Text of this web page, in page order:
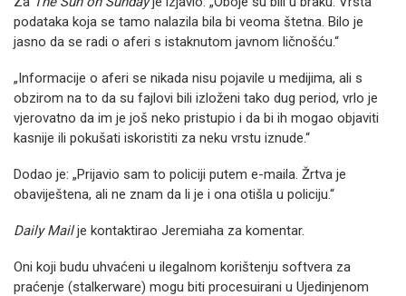
podataka koja se tamo nalazila bila bi veoma štetna. Bilo je
jasno da se radi o aferi s istaknutom javnom ličnošću.“
„Informacije o aferi se nikada nisu pojavile u medijima, ali s
obzirom na to da su fajlovi bili izloženi tako dug period, vrlo je
vjerovatno da im je još neko pristupio i da bi ih mogao objaviti
kasnije ili pokušati iskoristiti za neku vrstu iznude.“
Dodao je: „Prijavio sam to policiji putem e-maila. Žrtva je
obaviještena, ali ne znam da li je i ona otišla u policiju.“
Daily Mailje kontaktirao Jeremiaha za komentar.
Oni koji budu uhvaćeni u ilegalnom korištenju softvera za
praćenje (stalkerware) mogu biti procesuirani u Ujedinjenom